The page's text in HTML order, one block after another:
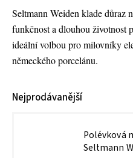
Seltmann Weiden klade důraz
funkčnost a dlouhou životnost
ideální volbou pro milovníky
německého porcelánu.
Nejprodávanější
Polévková
Seltmann